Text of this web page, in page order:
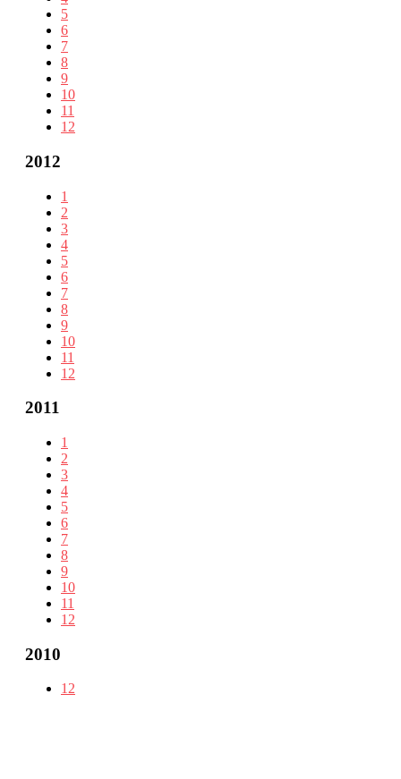
5
6
7
8
9
10
11
12
2012
1
2
3
4
5
6
7
8
9
10
11
12
2011
1
2
3
4
5
6
7
8
9
10
11
12
2010
12